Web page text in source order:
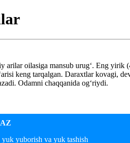
arilar oilasiga mansub urugʻ. Eng yirik
keng tarqalgan. Daraxtlar kovagi,
Odamni chaqqanida ogʻriydi.
yuborish va yuk tashish